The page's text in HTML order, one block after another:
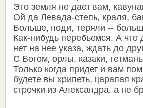
Это земля не дает вам,
Ой да Левада-степь, краля,
Больше, поди, теряли --
Как-нибудь перебьемся. А что
нет на нее указа, ждать до
С Богом, орлы, казаки,
Только когда придет и вам
будете вы хрипеть, царапая
строчки из Александра, а не